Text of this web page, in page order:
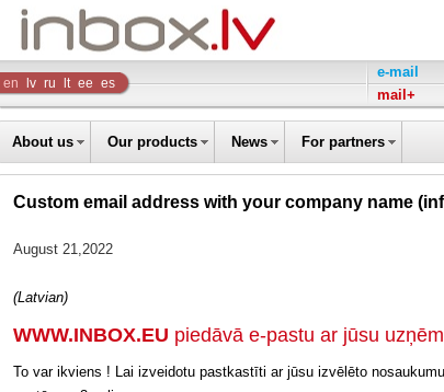
Inbox
Company
en lv ru lt ee es
e-mail
mail+
About us Our products News For partners
Custom email address with your company name
August 21,2022
(Latvian)
WWW.INBOX.EU piedāvā e-pastu ar jūsu
To var ikviens ! Lai izveidotu pastkastīti ar jūsu izvēlēto